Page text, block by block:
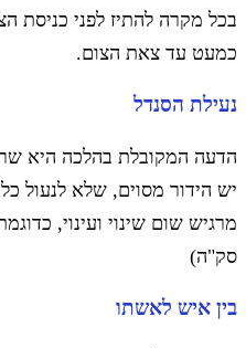
בכל מקרה להתיז לפני כניסת
כמעט עד צאת הצום.
נעילת הסנדל
הדעה המקובלת בהלכה היא
יש הידור מסוים, שלא לנעול
מרגיש שום שינוי ועינוי,
סק"ה)
בין איש לאשתו